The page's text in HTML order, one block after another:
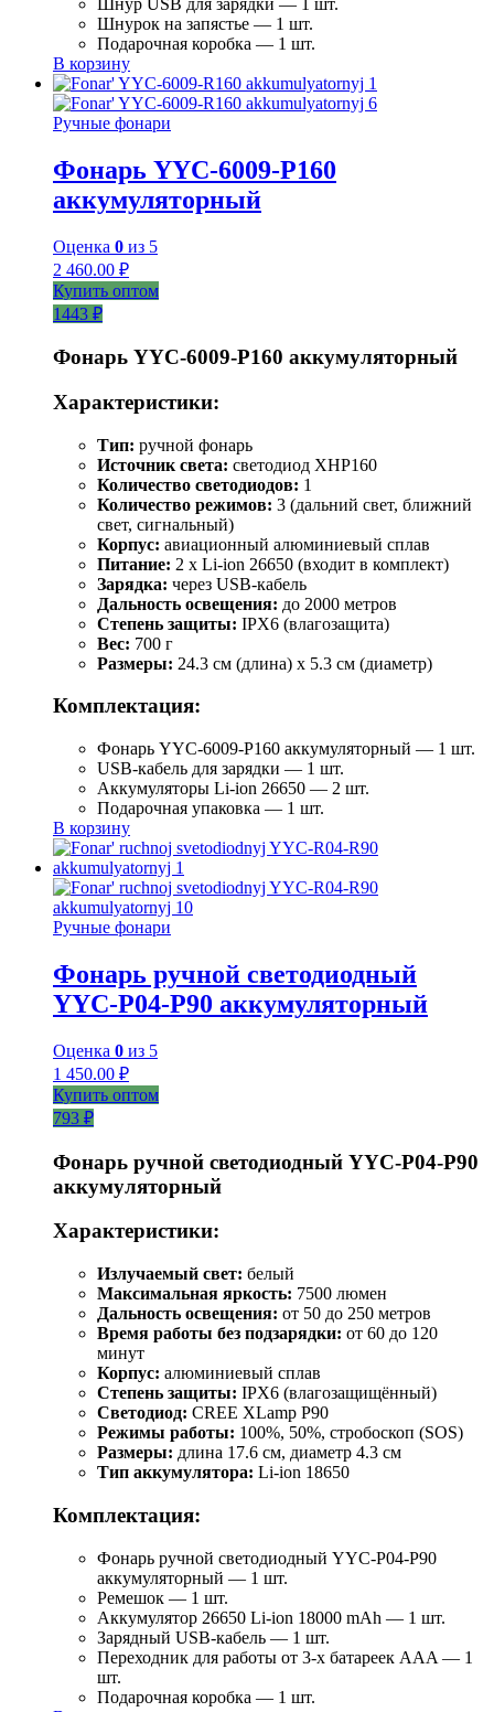
Шнурок на запястье — 1 шт.
Подарочная коробка — 1 шт.
В корзину
Ручные фонари
Фонарь YYC-6009-Р160
аккумуляторный
Оценка 0 из 5
2 460.00 ₽
Купить оптом
1443 ₽
Фонарь YYC-6009-P160 аккумуляторный
Характеристики:
Тип: ручной фонарь
Источник света: светодиод XHP160
Количество светодиодов: 1
Количество режимов: 3 (дальний свет, ближний
свет, сигнальный)
Корпус: авиационный алюминиевый сплав
Питание: 2 x Li-ion 26650 (входит в комплект)
Зарядка: через USB-кабель
Дальность освещения: до 2000 метров
Степень защиты: IPX6 (влагозащита)
Вес: 700 г
Размеры: 24.3 см (длина) x 5.3 см (диаметр)
Комплектация:
Фонарь YYC-6009-P160 аккумуляторный — 1 шт.
USB-кабель для зарядки — 1 шт.
Аккумуляторы Li-ion 26650 — 2 шт.
Подарочная упаковка — 1 шт.
В корзину
Ручные фонари
Фонарь ручной светодиодный
YYC-P04-P90 аккумуляторный
Оценка 0 из 5
1 450.00 ₽
Купить оптом
793 ₽
Фонарь ручной светодиодный YYC-Р04-Р90
аккумуляторный
Характеристики:
Излучаемый свет: белый
Максимальная яркость: 7500 люмен
Дальность освещения: от 50 до 250 метров
Время работы без подзарядки: от 60 до 120
минут
Корпус: алюминиевый сплав
Степень защиты: IPX6 (влагозащищённый)
Светодиод: CREE XLamp P90
Режимы работы: 100%, 50%, стробоскоп (SOS)
Размеры: длина 17.6 см, диаметр 4.3 см
Тип аккумулятора: Li-ion 18650
Комплектация:
Фонарь ручной светодиодный YYC-Р04-Р90
аккумуляторный — 1 шт.
Ремешок — 1 шт.
Аккумулятор 26650 Li-ion 18000 mAh — 1 шт.
Зарядный USB-кабель — 1 шт.
Переходник для работы от 3-х батареек AAA — 1
шт.
Подарочная коробка — 1 шт.